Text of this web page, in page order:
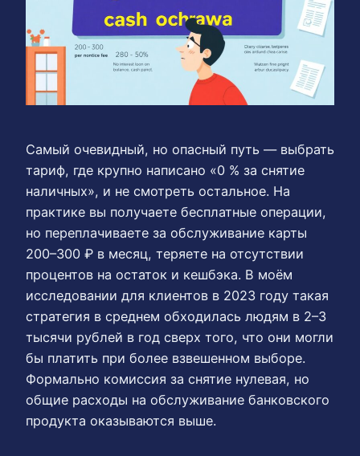
Самый очевидный, но опасный путь — выбрать
тариф, где крупно написано «0 % за снятие
наличных», и не смотреть остальное. На
практике вы получаете бесплатные операции,
но переплачиваете за обслуживание карты
200–300 ₽ в месяц, теряете на отсутствии
процентов на остаток и кешбэка. В моём
исследовании для клиентов в 2023 году такая
стратегия в среднем обходилась людям в 2–3
тысячи рублей в год сверх того, что они могли
бы платить при более взвешенном выборе.
Формально комиссия за снятие нулевая, но
общие расходы на обслуживание банковского
продукта оказываются выше.